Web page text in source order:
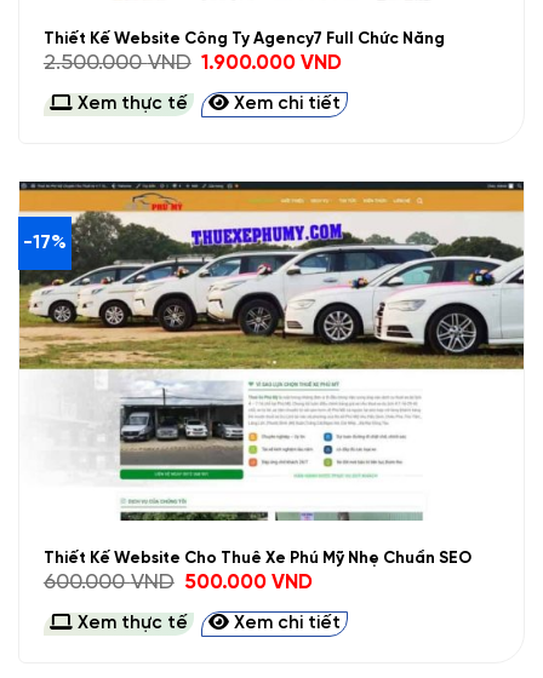
Thiết Kế Website Công Ty Agency7 Full Chức Năng
2.500.000VND Giá
là:
2.500.000 VND.
1.900.000VNDGiá
tại
là:
Xem thực tế Xem chi tiết
-17%
Thiết Kế Website Cho Thuê Xe Phú Mỹ Nhẹ Chuẩn SEO
600.000VND
Giá
là:
600.000 VND.
500.000VNDGiá
tại
là:
500.000 VND.
Xem thực tế Xem chi tiết